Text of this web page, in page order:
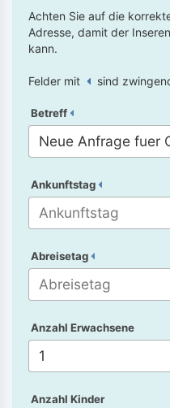
Achten Sie auf die
Adresse, damit der
kann.
Felder mit sind
Betreff
Ankunftstag
Abreisetag
Anzahl Erwachsene
Anzahl Kinder